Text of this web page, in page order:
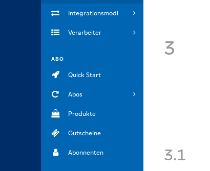
Integrationsmodi
Verarbeiter
ABO
Quick Start
Abos
Produkte
Gutscheine
Abonnenten
3
3.1